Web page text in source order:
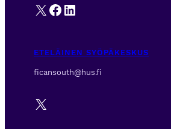
X Facebook
LinkedIn
ETELÄINEN SYÖPÄKESKUS
ficansouth@hus.fi
X